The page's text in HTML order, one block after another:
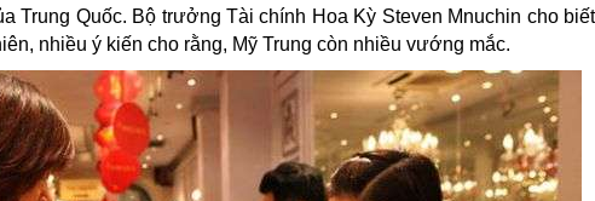
Trung Quốc. Bộ trưởng Tài chính Hoa Kỳ Steven Mnuchin cho
nhiều ý kiến cho rằng, Mỹ Trung còn nhiều vướng mắc.